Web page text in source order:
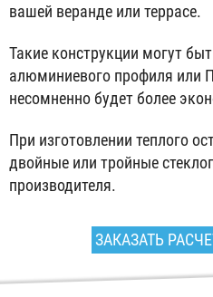
вашей веранде или террасе.
Такие конструкции могут
алюминиевого профиля или
несомненно будет более
При изготовлении теплого
двойные или тройные
производителя.
ЗАКАЗАТЬ